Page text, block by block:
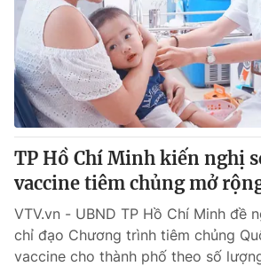
TP Hồ Chí Minh kiến nghị
vaccine tiêm chủng mở
VTV.vn - UBND TP Hồ Chí Minh đề
chỉ đạo Chương trình tiêm chủng
vaccine cho thành phố theo số